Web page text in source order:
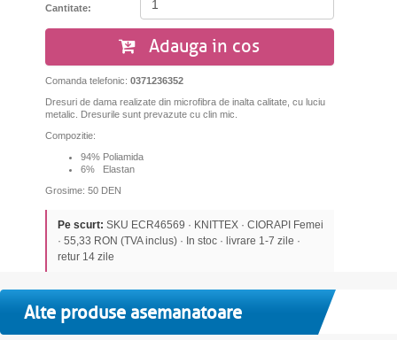
Cantitate:
Adauga in cos
Comanda telefonic: 0371236352
Dresuri de dama realizate din microfibra de inalta calitate, cu luciu
metalic. Dresurile sunt prevazute cu clin mic.
Compozitie:
94% Poliamida
6% Elastan
Grosime: 50 DEN
Pe scurt: SKU ECR46569 · KNITTEX · CIORAPI Femei
· 55,33 RON (TVA inclus) · In stoc · livrare 1-7 zile ·
retur 14 zile
Alte produse asemanatoare